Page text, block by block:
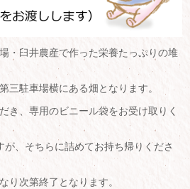
・臼井農産で作った栄養たっぷりの堆
三駐車場横にある畑となります。
き、専用のビニール袋をお受け取りく
、そちらに詰めてお持ち帰りくださ
り次第終了となります。